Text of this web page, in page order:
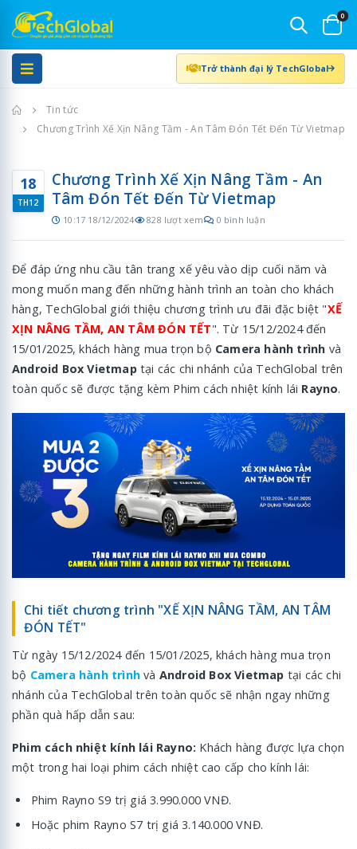
0
Trở thành đại lý TechGlobal
Trang chủ
Tin tức
Chương Trình Xế Xịn Nâng Tầm - An Tâm Đón Tết Đến Từ Vietmap
18
TH12
Chương Trình Xế Xịn Nâng Tầm - An
Tâm Đón Tết Đến Từ Vietmap
10:17 18/12/2024 828 lượt xem 0 bình luận
Để đáp ứng nhu cầu tân trang xế yêu vào dịp cuối năm và
mong muốn mang đến những hành trình an toàn cho khách
hàng, TechGlobal giới thiệu chương trình ưu đãi đặc biệt "XẾ
XỊN NÂNG TẦM, AN TÂM ĐÓN TẾT". Từ 15/12/2024 đến
15/01/2025, khách hàng mua trọn bộ Camera hành trình và
Android Box Vietmaptại các chi nhánh của TechGlobal trên
toàn quốc sẽ được tặng kèm Phim cách nhiệt kính lái Rayno.
Chi tiết chương trình "XẾ XỊN NÂNG TẦM, AN TÂM
ĐÓN TẾT"
Từ ngày 15/12/2024 đến 15/01/2025, khách hàng mua trọn
bộ Camera hành trình và Android Box Vietmap tại các chi
nhánh của TechGlobal trên toàn quốc sẽ nhận ngay những
phần quà hấp dẫn sau:
Phim cách nhiệt kính lái Rayno: Khách hàng được lựa chọn
một trong hai loại phim cách nhiệt cao cấp cho kính lái:
Phim Rayno S9 trị giá 3.990.000 VNĐ.
Hoặc phim Rayno S7 trị giá 3.140.000 VNĐ.